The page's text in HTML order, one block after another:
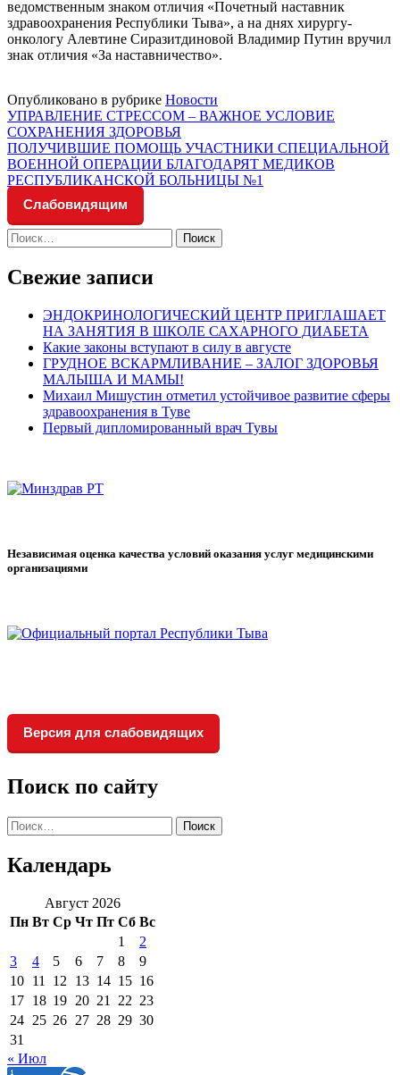
ведомственным знаком отличия «Почетный наставник
здравоохранения Республики Тыва», а на днях хирургу-
онкологу Алевтине Сиразитдиновой Владимир Путин вручил
знак отличия «За наставничество».
Опубликовано в рубрике Новости
Навигация
по
записям
УПРАВЛЕНИЕ СТРЕССОМ – ВАЖНОЕ УСЛОВИЕ
СОХРАНЕНИЯ ЗДОРОВЬЯ
ПОЛУЧИВШИЕ ПОМОЩЬ УЧАСТНИКИ СПЕЦИАЛЬНОЙ
ВОЕННОЙ ОПЕРАЦИИ БЛАГОДАРЯТ МЕДИКОВ
РЕСПУБЛИКАНСКОЙ БОЛЬНИЦЫ №1
Слабовидящим
Найти:
Свежие записи
ЭНДОКРИНОЛОГИЧЕСКИЙ ЦЕНТР ПРИГЛАШАЕТ
НА ЗАНЯТИЯ В ШКОЛЕ САХАРНОГО ДИАБЕТА
Какие законы вступают в силу в августе
ГРУДНОЕ ВСКАРМЛИВАНИЕ – ЗАЛОГ ЗДОРОВЬЯ
МАЛЫША И МАМЫ!
Михаил Мишустин отметил устойчивое развитие сферы
здравоохранения в Туве
Первый дипломированный врач Тувы
Независимая оценка качества условий оказания услуг медицинскими
организациями
Версия для слабовидящих
Поиск по сайту
Найти:
Календарь
Август 2026
Пн Вт Ср Чт Пт Сб Вс
1
2
3
4 5 6 7 8
9
10 11 12 13 14 15 16
17 18 19 20 21 22 23
24 25 26 27 28 29 30
31
« Июл